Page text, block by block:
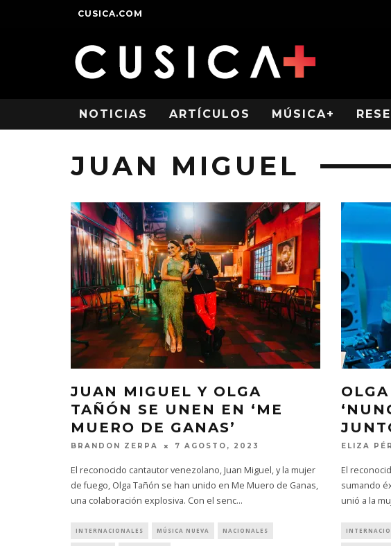
CUSICA.COM
NOTICIAS ARTÍCULOS MÚSICA+
JUAN MIGUEL
JUAN MIGUEL Y OLGA
TAÑÓN SE UNEN EN ‘ME
MUERO DE GANAS’
BRANDON ZERPA 7 AGOSTO, 2023
El reconocido cantautor venezolano, Juan Miguel, y la mujer
de fuego, Olga Tañón se han unido en Me Muero de Ganas,
una colaboración explosiva. Con el senc...
INTERNACIONALES MÚSICA NUEVA NACIONALES
ELIZA
El
sumando
unió a la